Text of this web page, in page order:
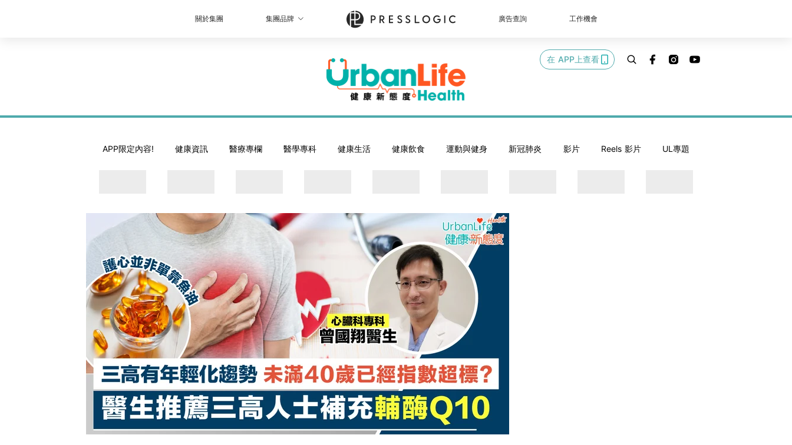
關於集團 集團品牌 廣告查詢 工作機會
在 APP上查看
APP限定內容! 健康資訊 醫療專欄 醫學專科 健康生活 健康飲食 運動與健身 新冠肺炎 影片 Reels 影片 UL專題